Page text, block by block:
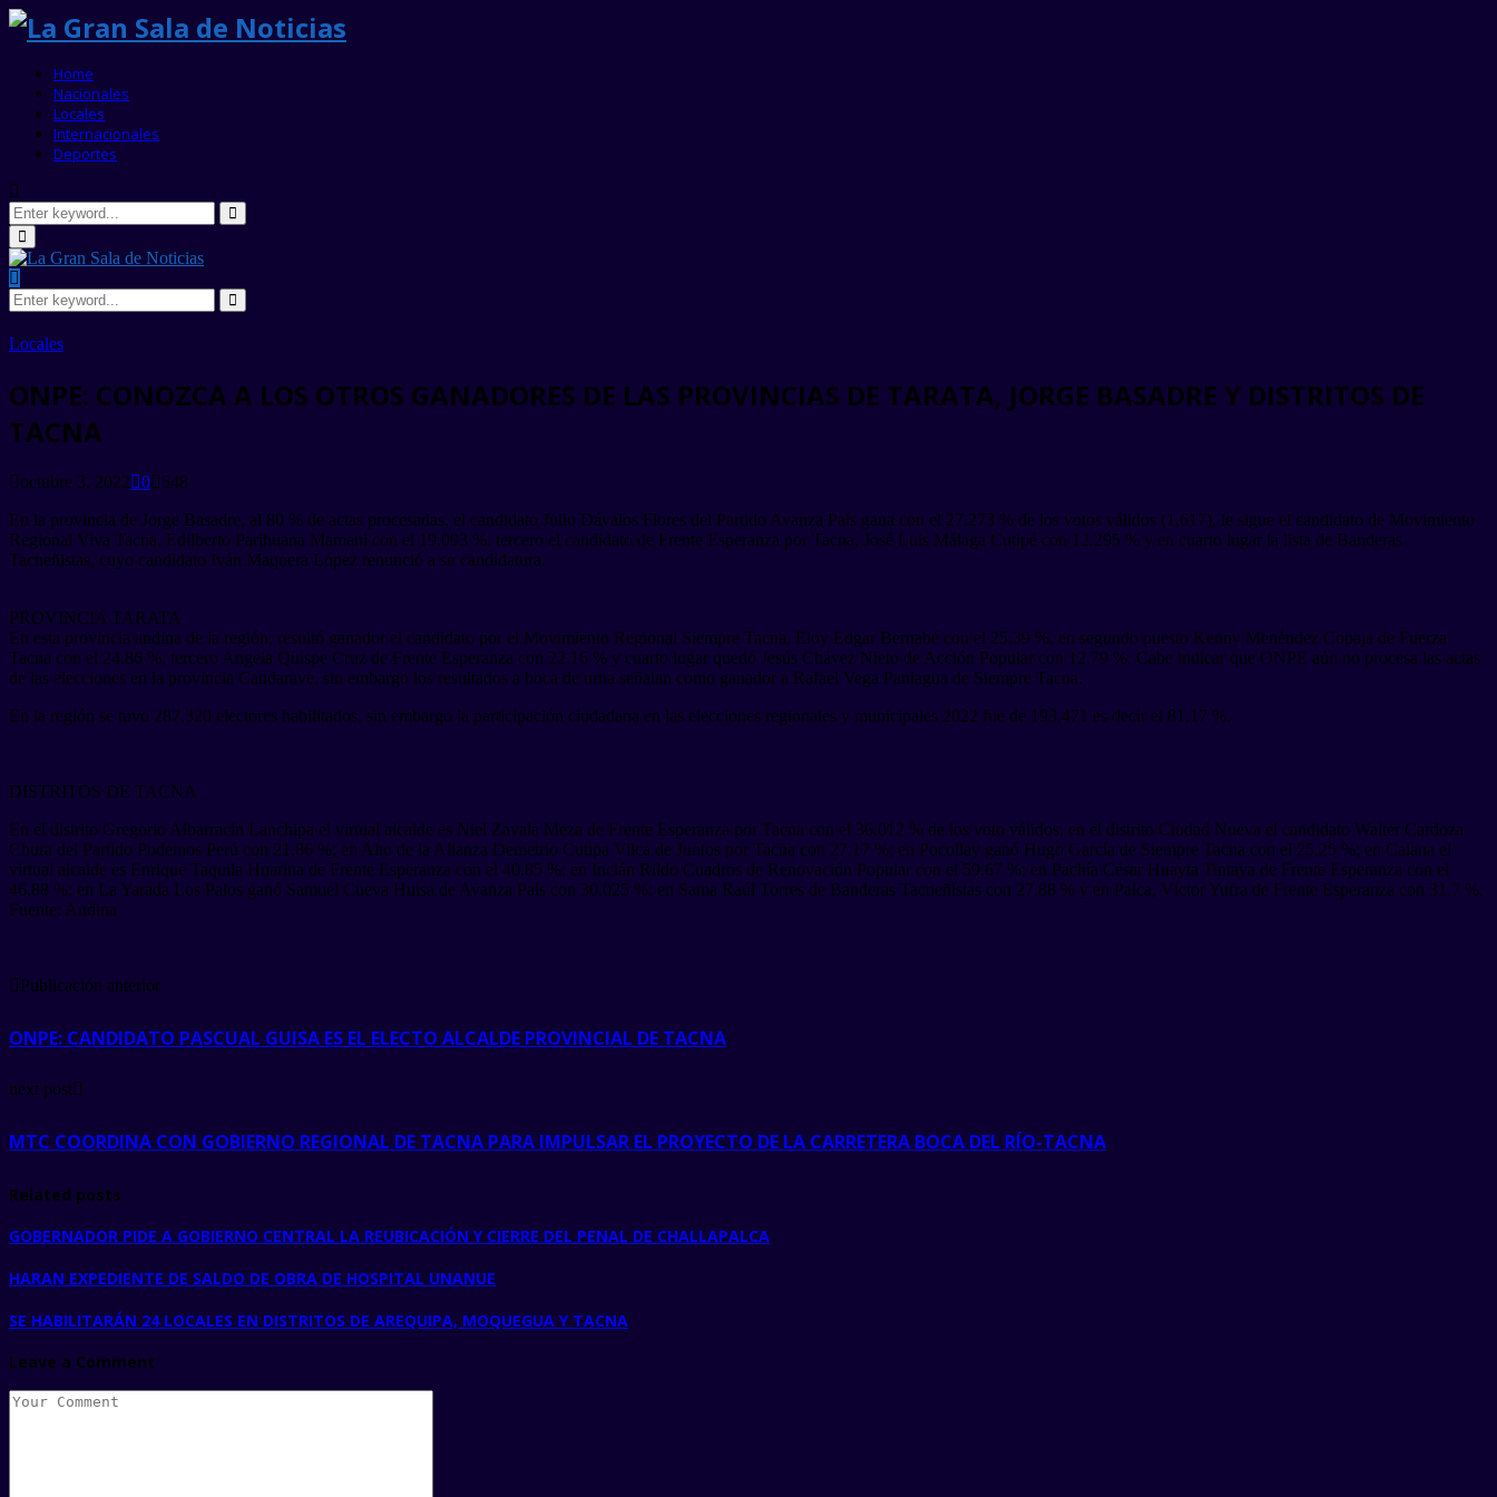
Home
Nacionales
Locales
Internacionales
Deportes
Search
for:
Search
Primary
Menu
Search
for:
Search
Locales
ONPE: CONOZCA A LOS OTROS GANADORES DE LAS PROVINCIAS DE TARATA, JORGE BASADRE Y DISTRITOS DE
TACNA
octubre 3, 2022 0
548
En la provincia de Jorge Basadre, al 80 % de actas procesadas, el candidato Julio Dávalos Flores del Partido Avanza País gana con el 27.273 % de los votos válidos (1,617), le sigue el candidato de Movimiento
Regional Viva Tacna, Edilberto Parihuana Mamani con el 19.093 %, tercero el candidato de Frente Esperanza por Tacna, José Luis Málaga Cutipé con 12.295 % y en cuarto lugar la lista de Banderas
Tacneñistas, cuyo candidato Iván Maquera López renunció a su candidatura.
PROVINCIA TARATA
En esta provincia andina de la región, resultó ganador el candidato por el Movimiento Regional Siempre Tacna, Eloy Edgar Bernabé con el 25.39 %, en segundo puesto Kenny Menéndez Copaja de Fuerza
Tacna con el 24.86 %, tercero Angela Quispe Cruz de Frente Esperanza con 22.16 % y cuarto lugar quedó Jesús Chávez Nieto de Acción Popular con 12.79 %. Cabe indicar que ONPE aún no procesa las actas
de las elecciones en la provincia Candarave, sin embargo los resultados a boca de urna señalan como ganador a Rafael Vega Paniagua de Siempre Tacna.
En la región se tuvo 287,320 electores habilitados, sin embargo la participación ciudadana en las elecciones regionales y municipales 2022 fue de 193,471 es decir el 81.17 %.
DISTRITOS DE TACNA
En el distrito Gregorio Albarracín Lanchipa el virtual alcalde es Niel Zavala Meza de Frente Esperanza por Tacna con el 36.012 % de los voto válidos; en el distrito Ciudad Nueva el candidato Walter Cardoza
Chura del Partido Podemos Perú con 21.86 %; en Alto de la Alianza Demetrio Cutipa Vilca de Juntos por Tacna con 27.17 %; en Pocollay ganó Hugo García de Siempre Tacna con el 25.25 %; en Calana el
virtual alcalde es Enrique Taquila Huarina de Frente Esperanza con el 40.85 %; en Inclán Rildo Cuadros de Renovación Popular con el 59.67 %; en Pachía César Huayta Tintaya de Frente Esperanza con el
46.88 %; en La Yarada Los Palos ganó Samuel Cueva Huisa de Avanza País con 30.025 %; en Sama Raúl Torres de Banderas Tacneñistas con 27.88 % y en Palca, Víctor Yufra de Frente Esperanza con 31.7 %.
Fuente: Andina
Publicación anterior
ONPE: CANDIDATO PASCUAL GUISA ES EL ELECTO ALCALDE PROVINCIAL DE TACNA
next post
MTC COORDINA CON GOBIERNO REGIONAL DE TACNA PARA IMPULSAR EL PROYECTO DE LA CARRETERA BOCA DEL RÍO-TACNA
Related posts
GOBERNADOR PIDE A GOBIERNO CENTRAL LA REUBICACIÓN Y CIERRE DEL PENAL DE CHALLAPALCA
HARAN EXPEDIENTE DE SALDO DE OBRA DE HOSPITAL UNANUE
SE HABILITARÁN 24 LOCALES EN DISTRITOS DE AREQUIPA, MOQUEGUA Y TACNA
Leave a Comment